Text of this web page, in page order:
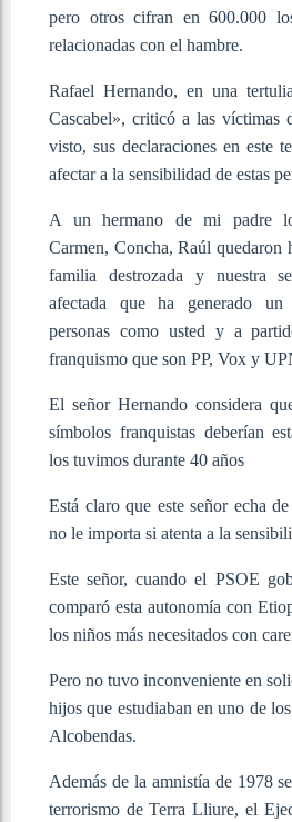
pero otros cifran en 600.000
relacionadas con el hambre.
Rafael Hernando, en una
Cascabel», criticó a las víctimas
visto, sus declaraciones en este
afectar a la sensibilidad de estas
A un hermano de mi padre
Carmen, Concha, Raúl quedaron
familia destrozada y nuestra
afectada que ha generado un
personas como usted y a
franquismo que son PP, Vox y
El señor Hernando considera
símbolos franquistas deberían
los tuvimos durante 40 años
Está claro que este señor echa
no le importa si atenta a la
Este señor, cuando el PSOE
comparó esta autonomía con
los niños más necesitados con
Pero no tuvo inconveniente en
hijos que estudiaban en uno de
Alcobendas.
Además de la amnistía de 1978
terrorismo de Terra Lliure, el